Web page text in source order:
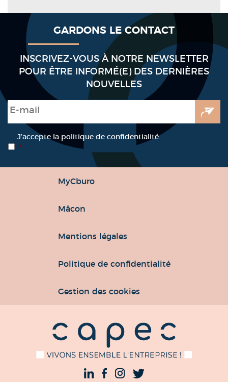
GARDONS LE CONTACT
INSCRIVEZ-VOUS À NOTRE NEWSLETTER
POUR ÊTRE INFORMÉ(E) DES DERNIÈRES
NOUVELLES
E-mail
RGPD *
J’accepte la politique de confidentialité.
*
MyCburo
Mâcon
Mentions légales
Politique de confidentialité
Gestion des cookies